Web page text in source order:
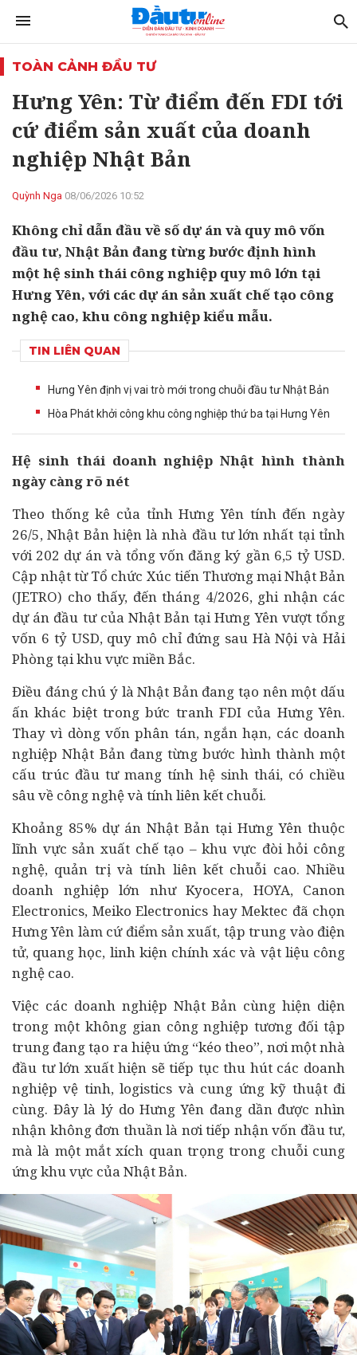
TOÀN CẢNH ĐẦU TƯ
Hưng Yên: Từ điểm đến FDI tới
cứ điểm sản xuất của doanh
nghiệp Nhật Bản
Quỳnh Nga 08/06/2026 10:52
Không chỉ dẫn đầu về số dự án và quy mô vốn
đầu tư, Nhật Bản đang từng bước định hình
một hệ sinh thái công nghiệp quy mô lớn tại
Hưng Yên, với các dự án sản xuất chế tạo công
nghệ cao, khu công nghiệp kiểu mẫu.
TIN LIÊN QUAN
Hưng Yên định vị vai trò mới trong chuỗi đầu tư Nhật Bản
Hòa Phát khởi công khu công nghiệp thứ ba tại Hưng Yên
Hệ sinh thái doanh nghiệp Nhật hình thành
ngày càng rõ nét
Theo thống kê của tỉnh Hưng Yên tính đến ngày
26/5, Nhật Bản hiện là nhà đầu tưlớn nhất tại tỉnh
với 202 dự ánvà tổng vốn đăng ký gần 6,5 tỷ USD.
Cập nhật từ Tổ chức Xúc tiến Thương mại Nhật Bản
(JETRO) cho thấy, đến tháng 4/2026, ghi nhận các
dự án đầu tư của Nhật Bản tại Hưng Yên vượt tổng
vốn 6 tỷ USD, quy mô chỉ đứng sau Hà Nội và Hải
Phòng tại khu vực miền Bắc.
Điều đáng chú ý là Nhật Bản đang tạo nên một dấu
ấn khác biệt trong bức tranh FDI của Hưng Yên.
Thay vì dòng vốn phân tán, ngắn hạn, các doanh
nghiệp Nhật Bản đang từng bước hình thành một
cấu trúc đầu tư mang tính hệ sinh thái, có chiều
sâu về công nghệ và tính liên kết chuỗi.
Khoảng 85% dự án Nhật Bản tại Hưng Yên thuộc
lĩnh vực sản xuất chế tạo – khu vực đòi hỏi công
nghệ, quản trị và tính liên kết chuỗi cao. Nhiều
doanh nghiệp lớn như Kyocera, HOYA, Canon
Electronics, Meiko Electronics hay Mektec đã chọn
Hưng Yên làm cứ điểm sản xuất, tập trung vào điện
tử, quang học, linh kiện chính xác và vật liệu công
nghệ cao.
Việc các doanh nghiệp Nhật Bản cùng hiện diện
trong một không gian công nghiệp tương đối tập
trung đang tạo ra hiệu ứng “kéo theo”, nơi một nhà
đầu tư lớn xuất hiện sẽ tiếp tục thu hút các doanh
nghiệp vệ tinh, logistics và cung ứng kỹ thuật đi
cùng. Đây là lý do Hưng Yên đang dần được nhìn
nhận không đơn thuần là nơi tiếp nhận vốn đầu tư,
mà là một mắt xích quan trọng trong chuỗi cung
ứng khu vực của Nhật Bản.